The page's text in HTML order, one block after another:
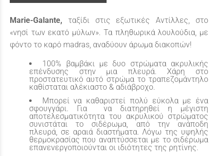
Marie-Galante, ταξίδι στις εξωτικές Αντίλλες, στο
«νησί των εκατό μύλων». Τα πληθωρικά λουλούδια, με
φόντο το καρό madras, αναδύουν άρωμα διακοπών!
100% βαμβάκι με δυο στρώματα ακρυλικής
επένδυσης στην μια πλευρά. Χάρη στο
προστατευτικό αυτό στρώμα το τραπεζομάντηλο
καθίσταται αλέκιαστο & αδιάβροχο.
Μπορεί να καθαριστεί πολύ εύκολα με ένα
σφουγγάρι. Για να διατηρηθεί η μέγιστη
αποτελεσματικότητα του ακρυλικού στρώματος
συνιστάται το σιδέρωμα, από την ανάποδη
πλευρά, σε αραιά διαστήματα. Λόγω της υψηλής
θερμοκρασίας που αναπτύσσεται με το σιδέρωμα
επανενεργοποιούνται οι ιδιότητες της ρητίνης.